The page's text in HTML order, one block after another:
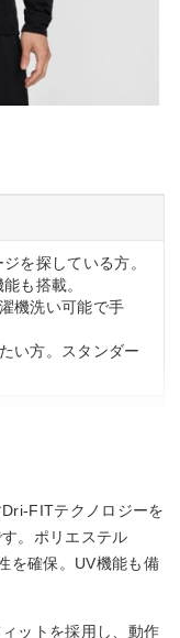
を探している方。
も搭載。
機洗い可能で手
い方。スタンダー
FITテクノロジーを
。ポリエステル
を確保。UV機能も備
ットを採用し、動作